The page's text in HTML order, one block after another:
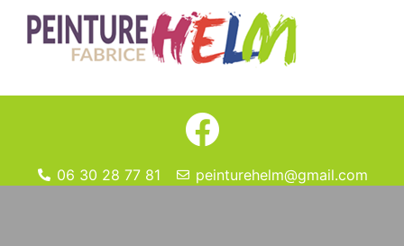
06 30 28 77 81 peinturehelm@gmail.com